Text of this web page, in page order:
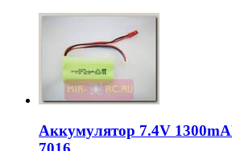
Аккумулятор 7.4V